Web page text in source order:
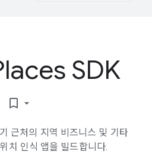
SDK
bookmark_border
근처의 지역 비즈니스 및 기타
치 인식 앱을 빌드합니다.